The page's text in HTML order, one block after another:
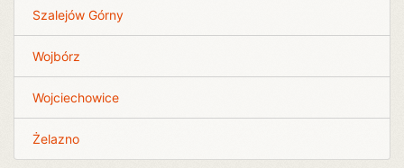
Szalejów Górny
Wojbórz
Wojciechowice
Żelazno